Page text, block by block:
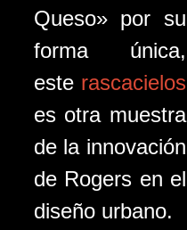
Queso» por su
forma única,
este rascacielos
es otra muestra
de la innovación
de Rogers en el
diseño urbano.